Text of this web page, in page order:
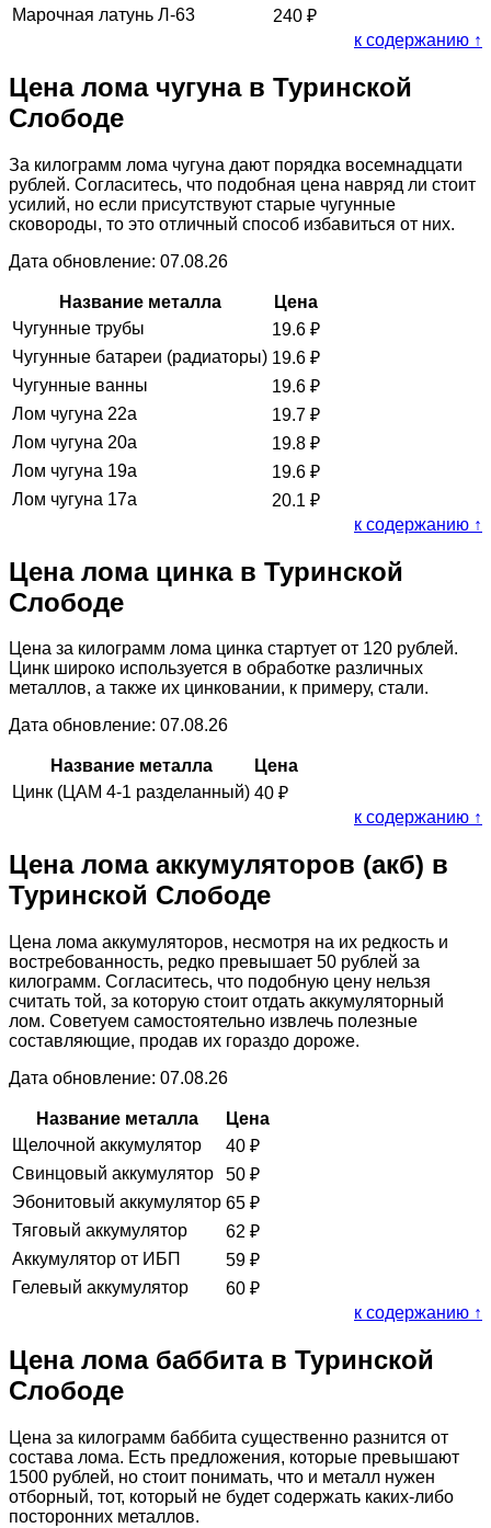
Марочная латунь Л-63 240 ₽
к содержанию ↑
Цена лома чугуна в Туринской
Слободе
За килограмм лома чугуна дают порядка восемнадцати
рублей. Согласитесь, что подобная цена навряд ли стоит
усилий, но если присутствуют старые чугунные
сковороды, то это отличный способ избавиться от них.
Дата обновление: 07.08.26
Название металла
Цена
Чугунные трубы
19.6 ₽
Чугунные батареи (радиаторы) 19.6 ₽
Чугунные ванны
19.6 ₽
Лом чугуна 22а
19.7 ₽
Лом чугуна 20а
19.8 ₽
Лом чугуна 19а
19.6 ₽
Лом чугуна 17а
20.1 ₽
к содержанию ↑
Цена лома цинка в Туринской
Слободе
Цена за килограмм лома цинка стартует от 120 рублей.
Цинк широко используется в обработке различных
металлов, а также их цинковании, к примеру, стали.
Дата обновление: 07.08.26
Название металла
Цена
Цинк (ЦАМ 4-1 разделанный) 40 ₽
к содержанию ↑
Цена лома аккумуляторов (акб) в
Туринской Слободе
Цена лома аккумуляторов, несмотря на их редкость и
востребованность, редко превышает 50 рублей за
килограмм. Согласитесь, что подобную цену нельзя
считать той, за которую стоит отдать аккумуляторный
лом. Советуем самостоятельно извлечь полезные
составляющие, продав их гораздо дороже.
Дата обновление: 07.08.26
Название металла
Цена
Щелочной аккумулятор
40 ₽
Свинцовый аккумулятор
50 ₽
Эбонитовый аккумулятор 65 ₽
Тяговый аккумулятор
62 ₽
Аккумулятор от ИБП
59 ₽
Гелевый аккумулятор
60 ₽
к содержанию ↑
Цена лома баббита в Туринской
Слободе
Цена за килограмм баббита существенно разнится от
состава лома. Есть предложения, которые превышают
1500 рублей, но стоит понимать, что и металл нужен
отборный, тот, который не будет содержать каких-либо
посторонних металлов.